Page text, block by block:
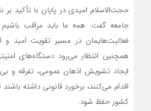
حجت‌الاسلام امیدی در پایان با تأکید بر
جامعه گفت: همه ما باید مراقب باشیم
فعالیت‌هایمان در مسیر تقویت امید و
همچنین انتظار می‌رود دستگاه‌های
ایجاد تشویش اذهان عمومی، تفرقه و
اقدام می‌کنند، برخورد قانونی داشته
کشور حفظ شود.